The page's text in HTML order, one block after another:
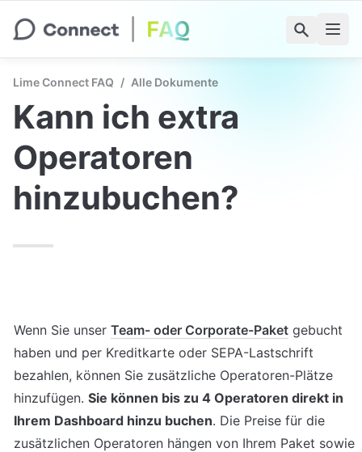
Lime Connect FAQ / Alle Dokumente
Kann ich extra
Operatoren
hinzubuchen?
Wenn Sie unser Team- oder Corporate-Paket gebucht
haben und per Kreditkarte oder SEPA-Lastschrift
bezahlen, können Sie zusätzliche Operatoren-Plätze
hinzufügen. Sie können bis zu 4 Operatoren direkt in
Ihrem Dashboard hinzu buchen. Die Preise für die
zusätzlichen Operatoren hängen von Ihrem Paket sowie